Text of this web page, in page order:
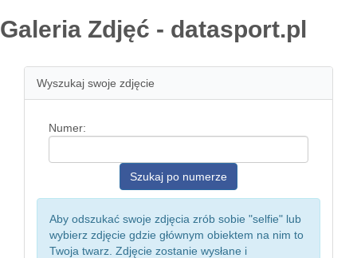
Galeria Zdjęć - datasport.pl
Wyszukaj swoje zdjęcie
Numer:
Aby odszukać swoje zdjęcia zrób sobie "selfie" lub
wybierz zdjęcie gdzie głównym obiektem na nim to
Twoja twarz. Zdjęcie zostanie wysłane i